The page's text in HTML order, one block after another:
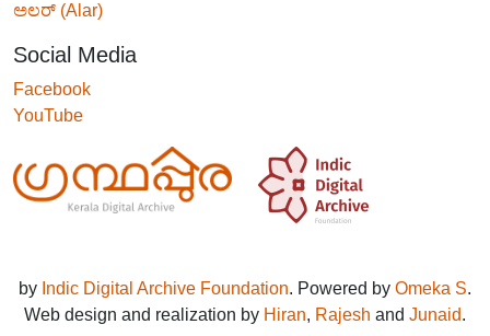
ಅಲರ್ (Alar)
Social Media
Facebook
YouTube
by Indic Digital Archive Foundation. Powered by Omeka S.
Web design and realization by Hiran, Rajesh and Junaid.